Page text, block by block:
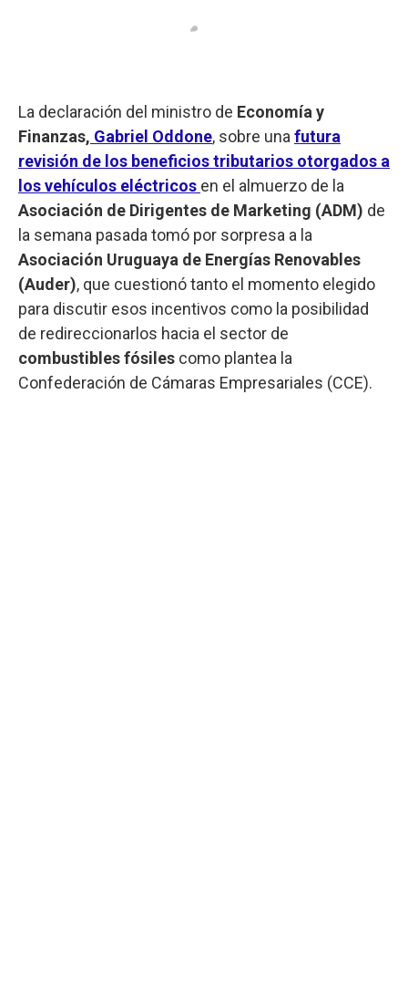
La declaración del ministro de Economía y
Finanzas, Gabriel Oddone, sobre una futura
revisión de los beneficios tributarios otorgados a
los vehículos eléctricos en el almuerzo de la
Asociación de Dirigentes de Marketing (ADM) de
la semana pasada tomó por sorpresa a la
Asociación Uruguaya de Energías Renovables
(Auder), que cuestionó tanto el momento elegido
para discutir esos incentivos como la posibilidad
de redireccionarlos hacia el sector de
combustibles fósiles como plantea la
Confederación de Cámaras Empresariales (CCE).